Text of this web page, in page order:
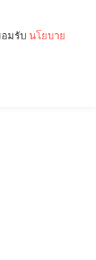
อมรับ นโยบาย